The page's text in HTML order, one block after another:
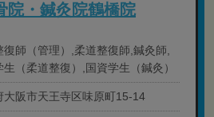
院・鍼灸院鶴橋院
復師（管理）,柔道整復師,鍼灸師,
生（柔道整復）,国資学生（鍼灸）
大阪市天王寺区味原町15-14